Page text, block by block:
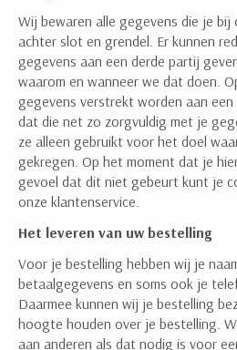
Wij bewaren alle gegevens die je
achter slot en grendel. Er kunnen
gegevens aan een derde partij
waarom en wanneer we dat doen.
gegevens verstrekt worden aan
dat die net zo zorgvuldig met je
ze alleen gebruikt voor het doel
gekregen. Op het moment dat je
gevoel dat dit niet gebeurt kunt je
onze klantenservice.
Het leveren van uw bestelling
Voor je bestelling hebben wij je
betaalgegevens en soms ook je
Daarmee kunnen wij je bestelling
hoogte houden over je bestelling.
aan anderen als dat nodig is voor